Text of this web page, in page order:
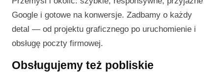
Google i gotowe na konwersje. Zadbamy o każdy
detal — od projektu graficznego po uruchomienie i
obsługę poczty firmowej.
Obsługujemy też pobliskie